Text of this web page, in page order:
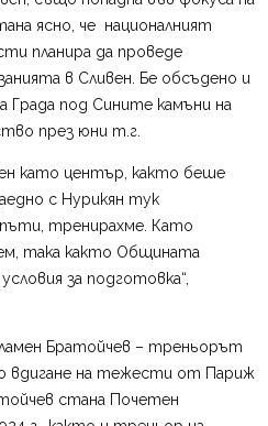
ясно, че националният
планира да проведе
в Сливен. Бе обсъдено и
Града под Сините камъни на
през юни т.г.
като център, както беше
с Нурикян тук
тренирахме. Като
така както Общината
за подготовка“,
Братойчев – треньорът
вдигане на тежести от Париж
стана Почетен